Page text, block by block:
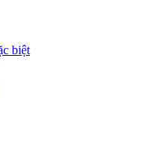
biệt